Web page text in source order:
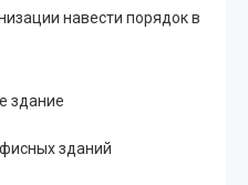
навести порядок в
здание
зданий